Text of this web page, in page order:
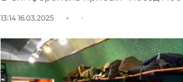
13:14 16.03.2025